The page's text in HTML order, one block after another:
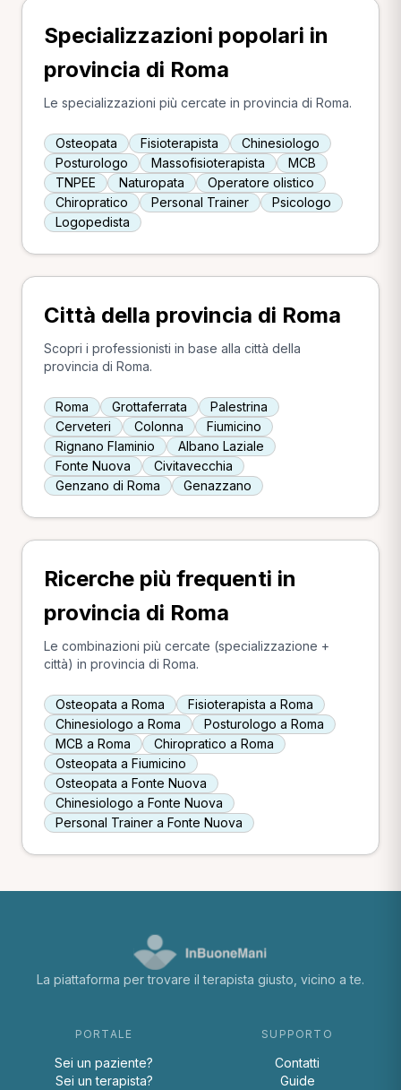
Specializzazioni popolari in
provincia di Roma
Le specializzazioni più cercate in provincia di Roma.
Osteopata Fisioterapista
Chinesiologo
Posturologo
Massofisioterapista
MCB
TNPEE
Naturopata
Operatore olistico
Chiropratico
Personal Trainer
Psicologo
Logopedista
Città della provincia di Roma
Scopri i professionisti in base alla città della
provincia di Roma.
Roma Grottaferrata
Palestrina
Cerveteri
Colonna
Fiumicino
Rignano Flaminio
Albano Laziale
Fonte Nuova
Civitavecchia
Genzano di Roma
Genazzano
Ricerche più frequenti in
provincia di Roma
Le combinazioni più cercate (specializzazione +
città) in provincia di Roma.
Osteopata a Roma
Fisioterapista a Roma
Chinesiologo a Roma
Posturologo a Roma
MCB a Roma
Chiropratico a Roma
Osteopata a Fiumicino
Osteopata a Fonte Nuova
Chinesiologo a Fonte Nuova
Personal Trainer a Fonte Nuova
La piattaforma per trovare il terapista giusto, vicino a te.
PORTALE
Sei un paziente?
Sei un terapista?
SUPPORTO
Contatti
Guide